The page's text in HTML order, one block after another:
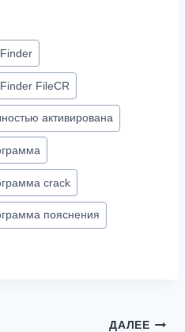
FileCR
активирована
crack
пояснения
ДАЛЕЕ